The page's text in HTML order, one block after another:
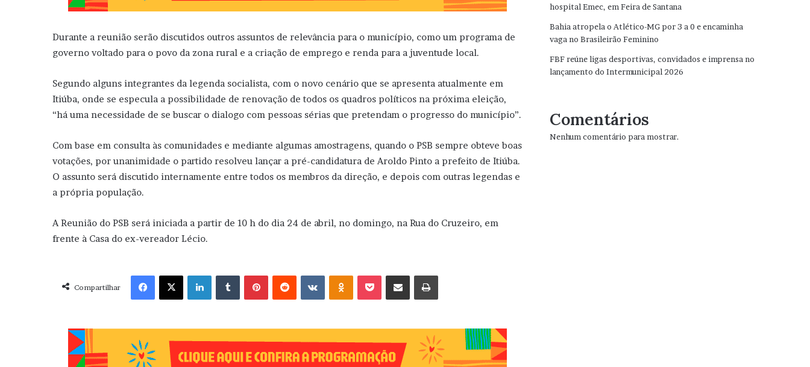
Durante a reunião serão discutidos outros assuntos de relevância para o município, como um programa de
governo voltado para o povo da zona rural e a criação de emprego e renda para a juventude local.
Segundo alguns integrantes da legenda socialista, com o novo cenário que se apresenta atualmente em
Itiúba, onde se especula a possibilidade de renovação de todos os quadros políticos na próxima eleição,
“há uma necessidade de se buscar o dialogo com pessoas sérias que pretendam o progresso do município”.
Com base em consulta às comunidades e mediante algumas amostragens, quando o PSB sempre obteve boas
votações, por unanimidade o partido resolveu lançar a pré-candidatura de Aroldo Pinto a prefeito de Itiúba.
O assunto será discutido internamente entre todos os membros da direção, e depois com outras legendas e
a própria população.
A Reunião do PSB será iniciada a partir de 10 h do dia 24 de abril, no domingo, na Rua do Cruzeiro, em
frente à Casa do ex-vereador Lécio.
Compartilhar
Facebook X Linkedin VK OK
hospital Emec, em Feira de Santana
Bahia atropela o Atlético-MG por 3 a 0 e encaminha
vaga no Brasileirão Feminino
FBF reúne ligas desportivas, convidados e imprensa no
lançamento do Intermunicipal 2026
Comentários
Nenhum comentário para mostrar.